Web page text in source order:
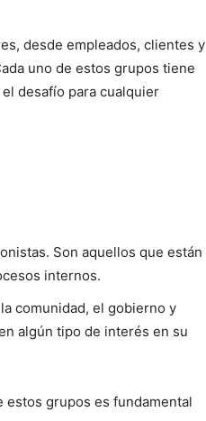
desde empleados, clientes y
uno de estos grupos tiene
desafío para cualquier
Son aquellos que están
internos.
comunidad, el gobierno y
algún tipo de interés en su
estos grupos es fundamental